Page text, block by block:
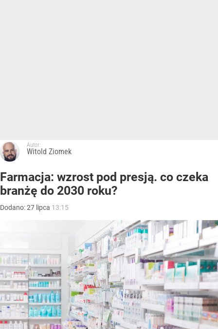
Autor:
Witold Ziomek
Farmacja: wzrost pod presją. co czeka
branżę do 2030 roku?
Dodano:27 lipca 13:15